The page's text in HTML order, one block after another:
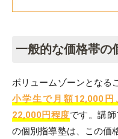
一般的な価格帯の
ボリュームゾーンとなる
小学生で月額12,000
22,000円程度です。講
の個別指導塾は、この価